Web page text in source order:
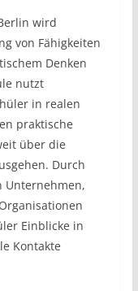
wird
von Fähigkeiten
Denken
nutzt
in realen
praktische
über die
Durch
Unternehmen,
Einblicke in
Kontakte